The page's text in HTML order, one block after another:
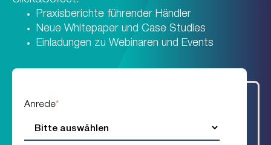
Praxisberichte führender Händler
Neue Whitepaper und Case Studies
Einladungen zu Webinaren und Events
Anrede*